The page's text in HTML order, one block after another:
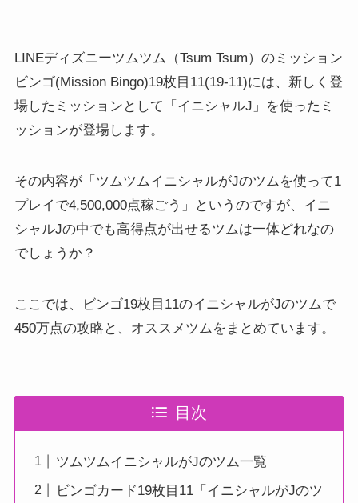
LINEディズニーツムツム（Tsum Tsum）のミッション
ビンゴ(Mission Bingo)19枚目11(19-11)には、新しく登
場したミッションとして「イニシャルJ」を使ったミ
ッションが登場します。
その内容が「ツムツムイニシャルがJのツムを使って1
プレイで4,500,000点稼ごう」というのですが、イニ
シャルJの中でも高得点が出せるツムは一体どれなの
でしょうか？
ここでは、ビンゴ19枚目11のイニシャルがJのツムで
450万点の攻略と、オススメツムをまとめています。
目次
ツムツムイニシャルがJのツム一覧
ビンゴカード19枚目11「イニシャルがJのツ